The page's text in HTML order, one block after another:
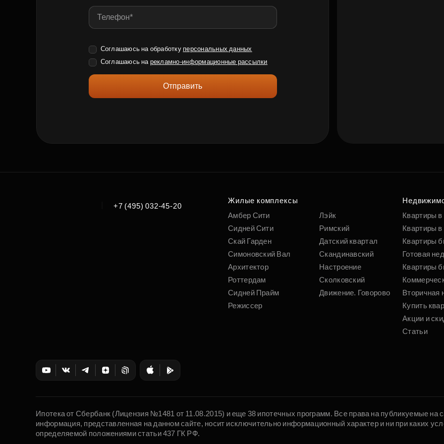
Соглашаюсь на обработку персональных данных
Соглашаюсь на рекламно-информационные рассылки
Отправить
+7 (495) 032-45-20
Жилые комплексы
Амбер Сити
Сидней Сити
Скай Гарден
Симоновский Вал
Архитектор
Роттердам
Сидней Прайм
Режиссер
Лэйк
Римский
Датский квартал
Скандинавский
Настроение
Сколковский
Движение. Говорово
Квартиры
Квартиры в
Квартиры
Готовая
Квартиры
Вторичная
Купить
Акции и
Статьи
Ипотека от Сбербанк (Лицензия №1481 от 11.08.2015) и еще 38 ипотечных программ. Все права на публикуемые
информация, представленная на данном сайте, носит исключительно информационный характер и ни при каких
определяемой положениями статьи 437 ГК РФ.